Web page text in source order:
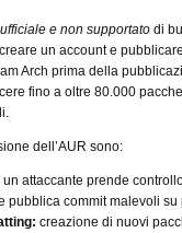
e non supportato di
un account e
Arch prima della
fino a oltre 80.000
dell’AUR sono:
un attaccante prende
pubblica commit malevoli
creazione di nuovi